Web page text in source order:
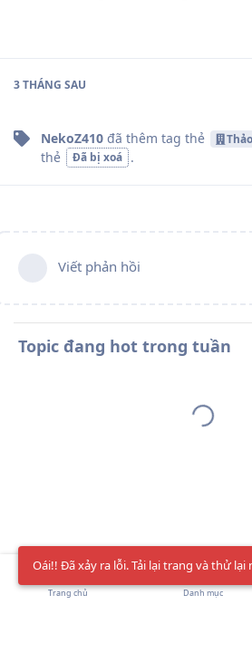
3 THÁNG SAU
NekoZ410 đã thêm tag thẻ
thẻ
Đã bị xoá .
Viết phản hồi
Topic đang hot trong tuần
Oái!! Đã xảy ra lỗi. Tải lại trang và thử lại
Trang chủ Danh mục